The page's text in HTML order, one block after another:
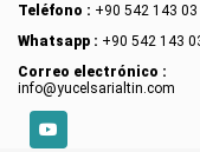
Teléfono : +90 542 143 03
Whatsapp : +90 542 143
Correo electrónico :
info@yucelsarialtin.com
YouTube